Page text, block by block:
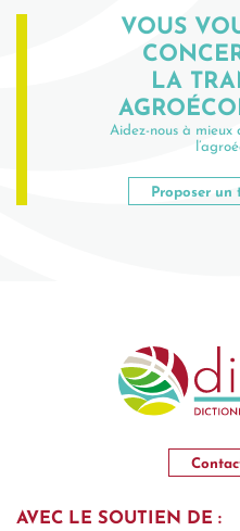
VOUS
LA
Aidez-nous à mieux
Proposer un
AVEC LE SOUTIEN DE :